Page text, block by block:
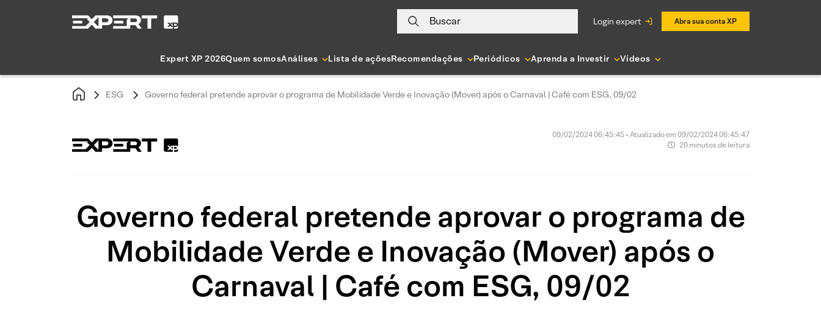
Buscar login expert Abra sua conta XP
Expert XP 2026Quem somosAnálises Lista de açõesRecomendações Periódicos Aprenda a Investir Vídeos
ESG Governo federal pretende aprovar o programa de Mobilidade Verde e Inovação (Mover) após o Carnaval | Café com ESG, 09/02
09/02/2024 06:45:45 • Atualizado em 09/02/2024 06:45:47
20 minutos de leitura
Governo federal pretende aprovar o programa de
Mobilidade Verde e Inovação (Mover) após o
Carnaval | Café com ESG, 09/02